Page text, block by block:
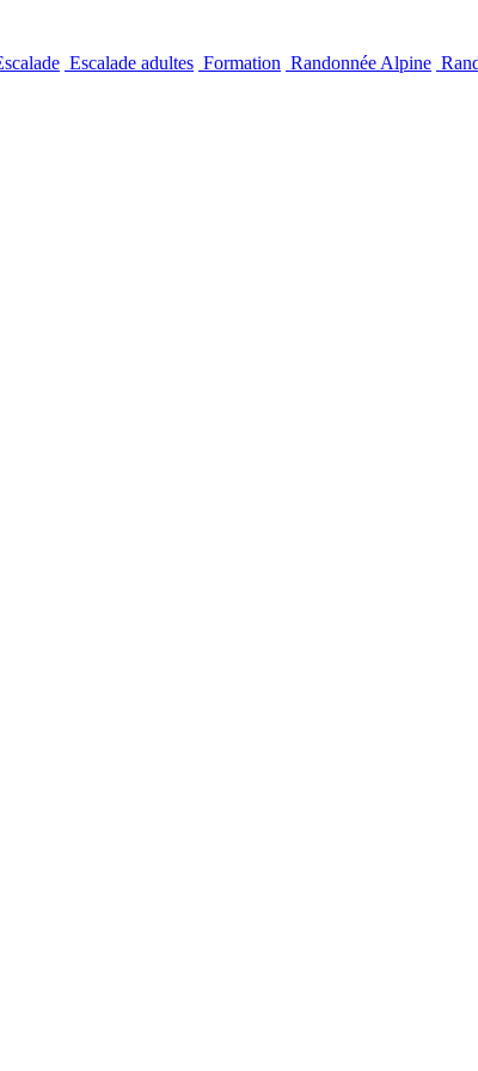
Escalade adultes Formation Randonnée Alpine